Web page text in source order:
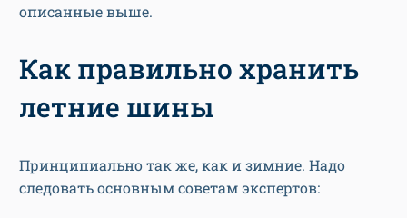
описанные выше.
Как правильно хранить
летние шины
Принципиально так же, как и зимние. Надо
следовать основным советам экспертов: